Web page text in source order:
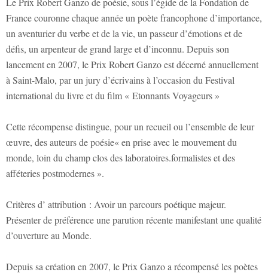
France couronne chaque année un poète francophone d’importance,
un aventurier du verbe et de la vie, un passeur d’émotions et de
défis, un arpenteur de grand large et d’inconnu. Depuis son
lancement en 2007, le Prix Robert Ganzo est décerné annuellement
à Saint-Malo, par un jury d’écrivains à l’occasion du Festival
international du livre et du film « Etonnants Voyageurs »
Cette récompense distingue, pour un recueil ou l’ensemble de leur
œuvre, des auteurs de poésie« en prise avec le mouvement du
monde, loin du champ clos des laboratoires.formalistes et des
afféteries postmodernes ».
Critères d’ attribution : Avoir un parcours poétique majeur.
Présenter de préférence une parution récente manifestant une qualité
d’ouverture au Monde.
Depuis sa création en 2007, le Prix Ganzo a récompensé les poètes